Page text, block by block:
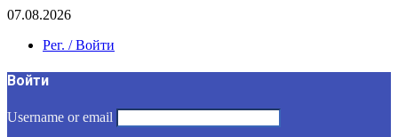
07.08.2026
Рег. / Войти
Войти
Username or email